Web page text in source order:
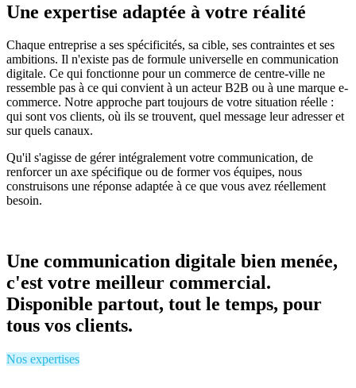
Une expertise adaptée à votre réalité
Chaque entreprise a ses spécificités, sa cible, ses contraintes et ses
ambitions. Il n'existe pas de formule universelle en communication
digitale. Ce qui fonctionne pour un commerce de centre-ville ne
ressemble pas à ce qui convient à un acteur B2B ou à une marque e-
commerce. Notre approche part toujours de votre situation réelle :
qui sont vos clients, où ils se trouvent, quel message leur adresser et
sur quels canaux.
Qu'il s'agisse de gérer intégralement votre communication, de
renforcer un axe spécifique ou de former vos équipes, nous
construisons une réponse adaptée à ce que vous avez réellement
besoin.
Une communication digitale bien menée,
c'est votre meilleur commercial.
Disponible partout, tout le temps, pour
tous vos clients.
Nos expertises